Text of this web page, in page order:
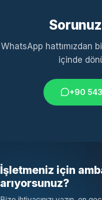
WhatsApp hattımızdan
içinde
+90
İşletmeniz için
arıyorsunuz?